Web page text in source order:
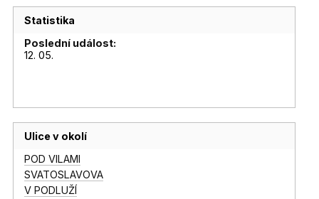
Statistika
Poslední událost:
12. 05.
Ulice v okolí
POD VILAMI
SVATOSLAVOVA
V PODLUŽÍ